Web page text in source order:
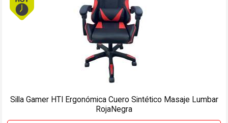
Silla Gamer HTI Ergonómica Cuero Sintético Masaje Lumbar
RojaNegra